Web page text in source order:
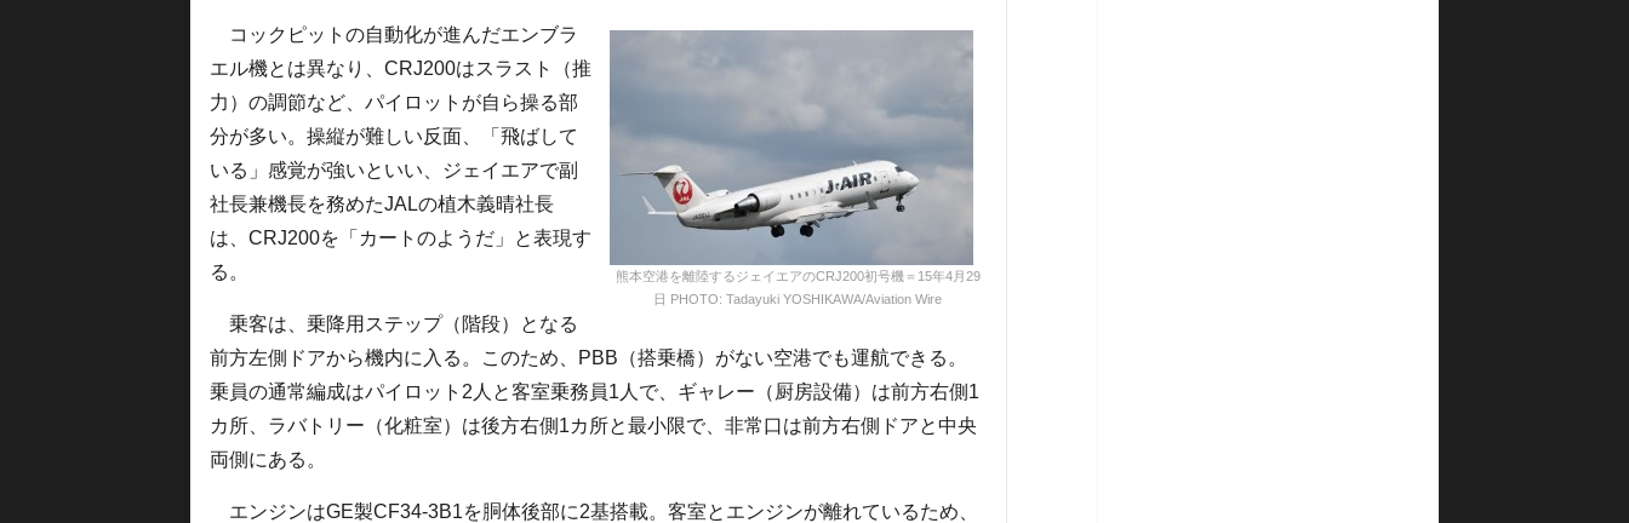
熊本空港を離陸するジェイエアのCRJ200初号機＝15年4月29
日 PHOTO: Tadayuki YOSHIKAWA/Aviation Wire
コックピットの自動化が進んだエンブラ
エル機とは異なり、CRJ200はスラスト（推
力）の調節など、パイロットが自ら操る部
分が多い。操縦が難しい反面、「飛ばして
いる」感覚が強いといい、ジェイエアで副
社長兼機長を務めたJALの植木義晴社長
は、CRJ200を「カートのようだ」と表現す
る。
乗客は、乗降用ステップ（階段）となる
前方左側ドアから機内に入る。このため、PBB（搭乗橋）がない空港でも運航できる。
乗員の通常編成はパイロット2人と客室乗務員1人で、ギャレー（厨房設備）は前方右側1
カ所、ラバトリー（化粧室）は後方右側1カ所と最小限で、非常口は前方右側ドアと中央
両側にある。
エンジンはGE製CF34-3B1を胴体後部に2基搭載。客室とエンジンが離れているため、